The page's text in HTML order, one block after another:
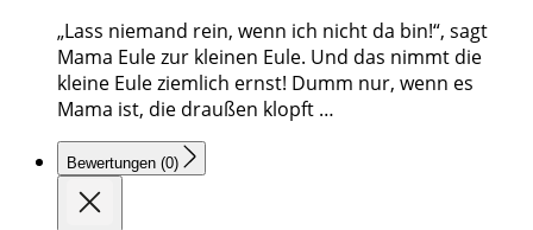
„Lass niemand rein, wenn ich nicht da bin!“, sagt
Mama Eule zur kleinen Eule. Und das nimmt die
kleine Eule ziemlich ernst! Dumm nur, wenn es
Mama ist, die draußen klopft …
Bewertungen (0)